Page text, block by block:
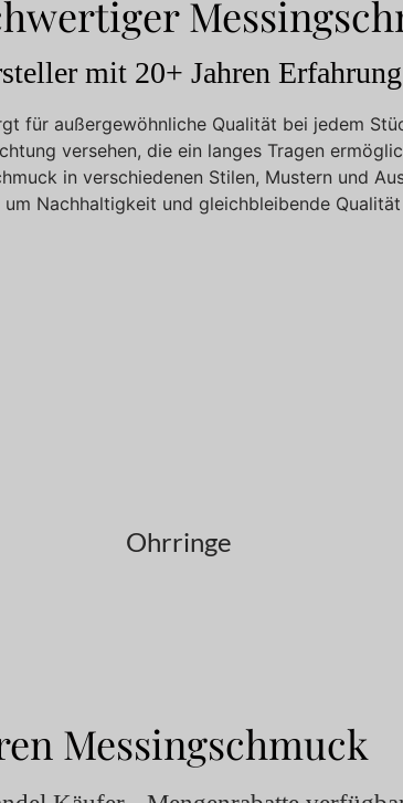
mit 20+ Jahren Erfahrung
für außergewöhnliche Qualität bei jedem
versehen, die ein langes Tragen
in verschiedenen Stilen, Mustern und
Nachhaltigkeit und gleichbleibende
Ohrringe
Messingschmuck